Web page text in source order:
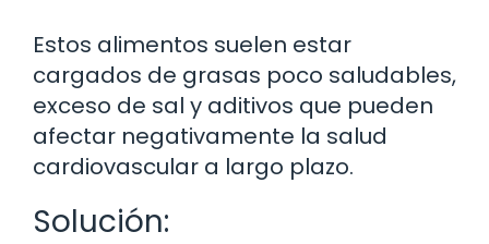
Estos alimentos suelen estar
cargados de grasas poco saludables,
exceso de sal y aditivos que pueden
afectar negativamente la salud
cardiovascular a largo plazo.
Solución: